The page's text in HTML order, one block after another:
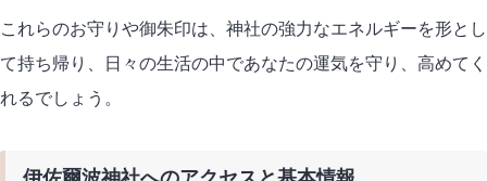
これらのお守りや御朱印は、神社の強力なエネルギーを形とし
て持ち帰り、日々の生活の中であなたの運気を守り、高めてく
れるでしょう。